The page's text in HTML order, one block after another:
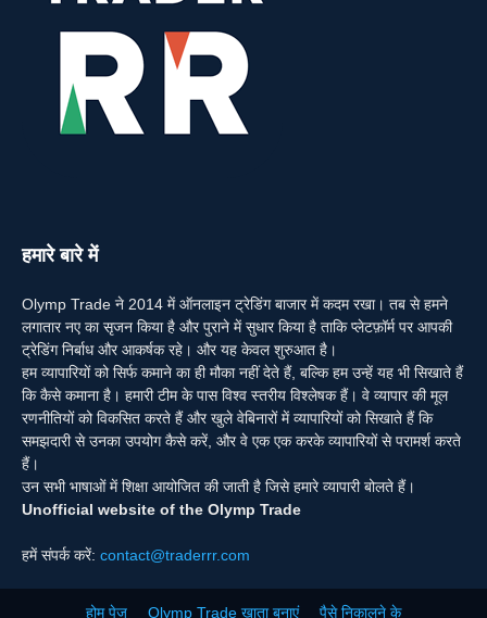
हमारे बारे में
Olymp Trade ने 2014 में ऑनलाइन ट्रेडिंग बाजार में कदम रखा। तब से हमने
लगातार नए का सृजन किया है और पुराने में सुधार किया है ताकि प्लेटफ़ॉर्म पर आपकी
ट्रेडिंग निर्बाध और आकर्षक रहे। और यह केवल शुरुआत है।
हम व्यापारियों को सिर्फ कमाने का ही मौका नहीं देते हैं, बल्कि हम उन्हें यह भी सिखाते हैं
कि कैसे कमाना है। हमारी टीम के पास विश्व स्तरीय विश्लेषक हैं। वे व्यापार की मूल
रणनीतियों को विकसित करते हैं और खुले वेबिनारों में व्यापारियों को सिखाते हैं कि
समझदारी से उनका उपयोग कैसे करें, और वे एक एक करके व्यापारियों से परामर्श करते
हैं।
उन सभी भाषाओं में शिक्षा आयोजित की जाती है जिसे हमारे व्यापारी बोलते हैं।
Unofficial website of the Olymp Trade
हमें संपर्क करें: contact@traderrr.com
होम पेज Olymp Trade खाता बनाएं पैसे निकालने के